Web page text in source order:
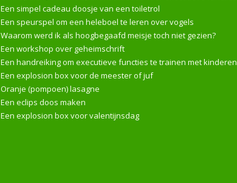
Een simpel cadeau doosje van een toiletrol
Een speurspel om een heleboel te leren over vogels
Waarom werd ik als hoogbegaafd meisje toch niet gezien?
Een workshop over geheimschrift
Een handreiking om executieve functies te trainen met kinderen
Een explosion box voor de meester of juf
Oranje (pompoen) lasagne
Een eclips doos maken
Een explosion box voor valentijnsdag